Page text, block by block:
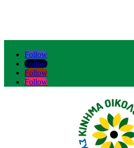
Follow
Follow
Follow
Follow